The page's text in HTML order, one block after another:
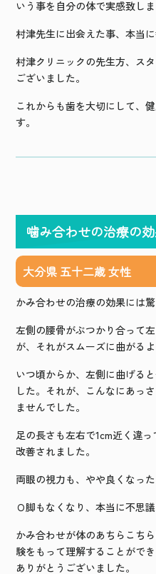
いう事を自分の体で実感致しま
村津先生に出会えた事、本当
村津クリニックの先生方、ス
ございました。
これからも歯を大切にして、
す。
噛み合わせの治療の
大分県 五十二歳 女性
かみ合わせの治療の効果には驚
左側の腰骨がぶつかり合って
が、それがスムーズに曲がるよ
いつ頃からか、左側に曲げる
した。それが、こんなにあっ
ませんでした。
足の長さも左右で1cm近く違っ
改善されました。
両眼の視力も、やや良くなった
Ｏ脚もなくなり、本当に不思議
かみ合わせが体のあちらこち
験をもって理解することがで
ありがとうございました。